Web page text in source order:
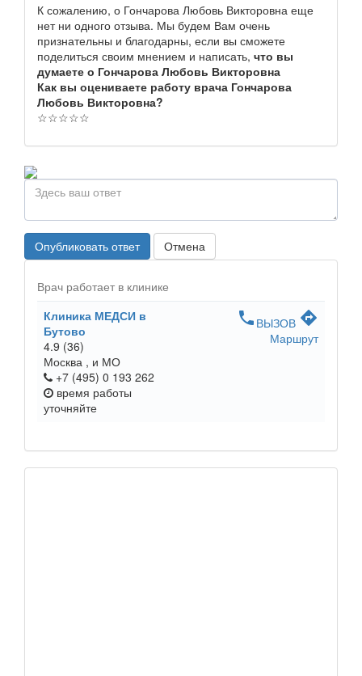
К сожалению, о Гончарова Любовь Викторовна еще
нет ни одного отзыва. Мы будем Вам очень
признательны и благодарны, если вы сможете
поделиться своим мнением и написать, что вы
думаете о Гончарова Любовь Викторовна
Как вы оцениваете работу врача Гончарова
Любовь Викторовна?
☆☆☆☆☆
Опубликовать ответ Отмена
Врач работает в клинике
Клиника МЕДСИ в
Бутово
4.9 (36)
Москва , и МО
+7 (495) 0 193 262
время работы
уточняйте
phone ВЫЗОВ directions
Маршрут